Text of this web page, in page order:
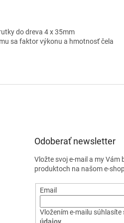
do dreva 4 x 35mm
sa faktor výkonu a hmotnosť čela
Odoberať newsletter
Vložte svoj e-mail a my Vám
produktoch na našom e-
Email
Vložením e-mailu súhlasíte